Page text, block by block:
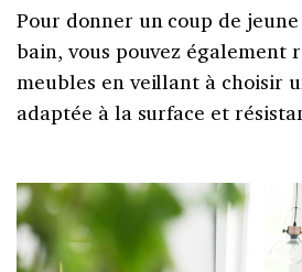
Pour donner un coup de
bain, vous pouvez également
meubles en veillant à choisir
adaptée à la surface et